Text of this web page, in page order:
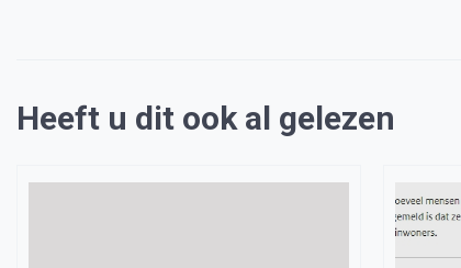
Heeft u dit ook al gelezen